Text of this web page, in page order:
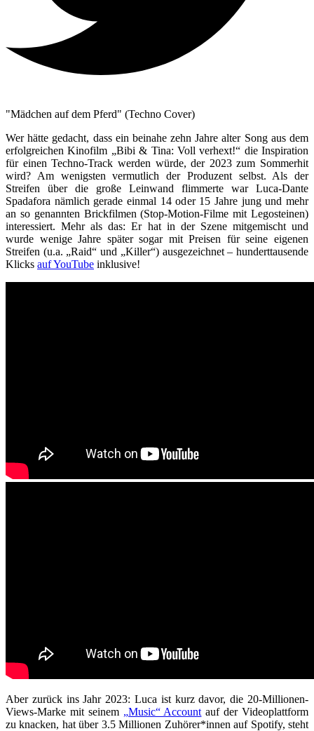
"Mädchen auf dem Pferd" (Techno Cover)
Wer hätte gedacht, dass ein beinahe zehn Jahre alter Song aus dem
erfolgreichen Kinofilm „Bibi & Tina: Voll verhext!“ die Inspiration
für einen Techno-Track werden würde, der 2023 zum Sommerhit
wird? Am wenigsten vermutlich der Produzent selbst. Als der
Streifen über die große Leinwand flimmerte war Luca-Dante
Spadafora nämlich gerade einmal 14 oder 15 Jahre jung und mehr
an so genannten Brickfilmen (Stop-Motion-Filme mit Legosteinen)
interessiert. Mehr als das: Er hat in der Szene mitgemischt und
wurde wenige Jahre später sogar mit Preisen für seine eigenen
Streifen (u.a. „Raid“ und „Killer“) ausgezeichnet – hunderttausende
Klicks auf YouTube inklusive!
Aber zurück ins Jahr 2023: Luca ist kurz davor, die 20-Millionen-
Views-Marke mit seinem „Music“ Account auf der Videoplattform
zu knacken, hat über 3.5 Millionen Zuhörer*innen auf Spotify, steht